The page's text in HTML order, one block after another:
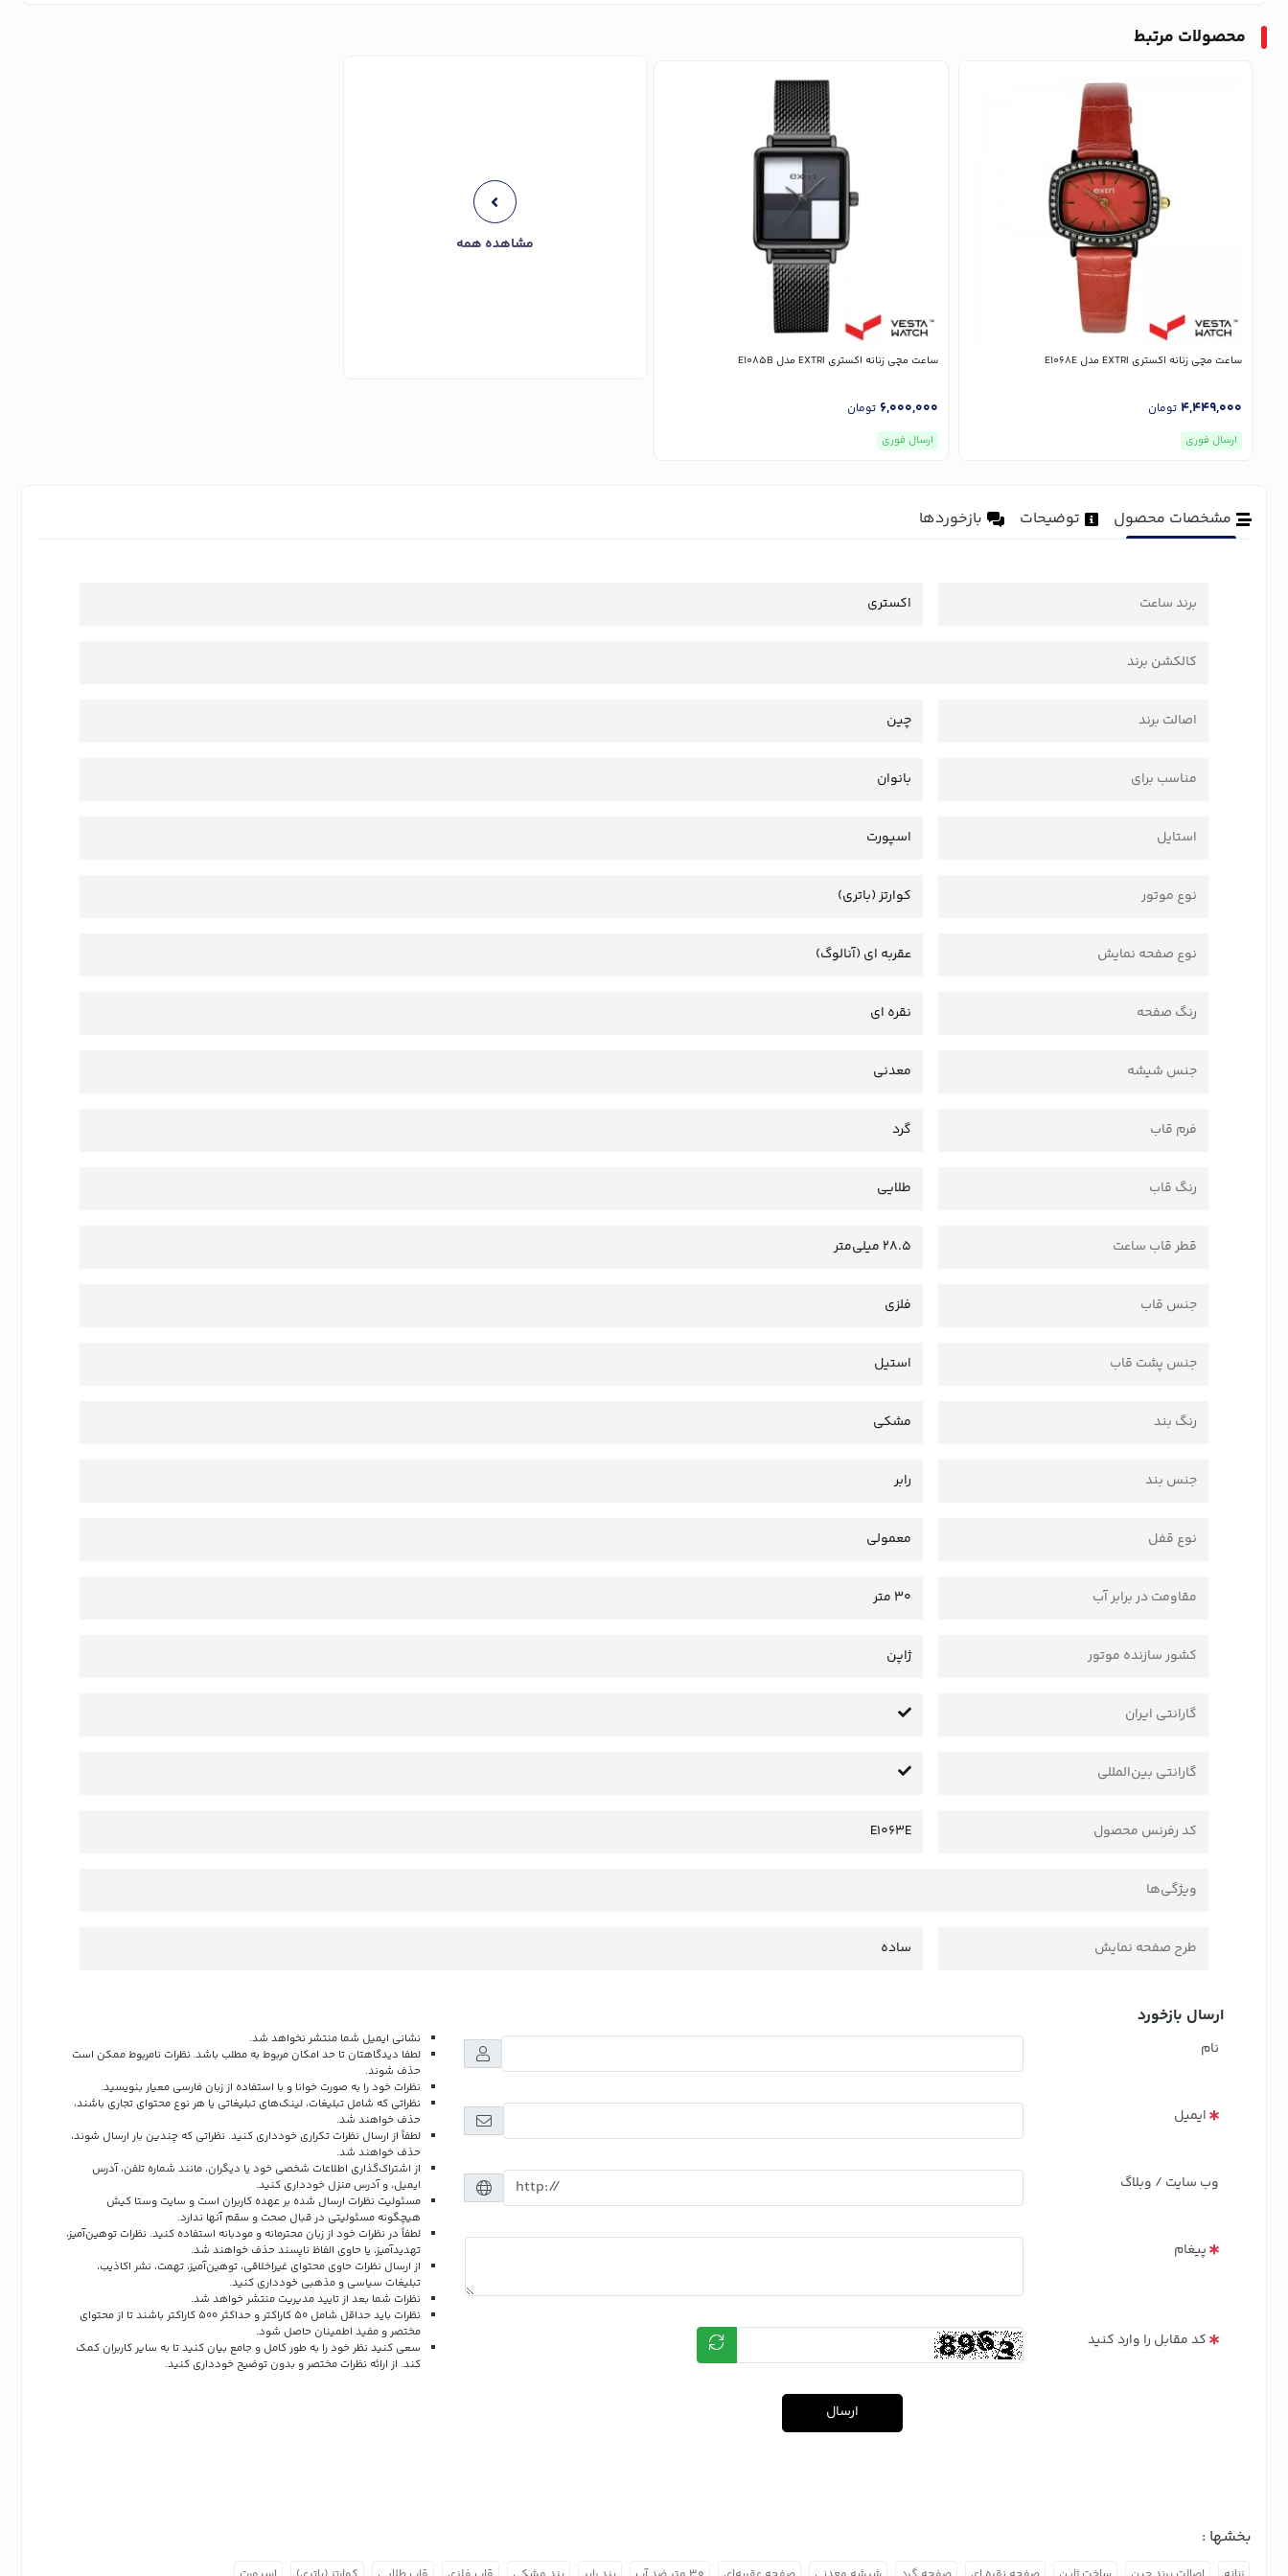
محصولات مرتبط
ساعت مچی زنانه اکستری EXTRI مدل E1068E
4,449,000 تومان
ارسال فوری
ساعت مچی زنانه اکستری EXTRI مدل E1085B
6,000,000 تومان
ارسال فوری
مشاهده همه
مشخصات محصول توضیحات بازخوردها
برند ساعت اکستری
کالکشن برند
اصالت برند چین
مناسب برای بانوان
استایل اسپورت
نوع موتور کوارتز (باتری)
نوع صفحه نمایش عقربه ای (آنالوگ)
رنگ صفحه نقره ای
جنس شیشه معدنی
فرم قاب گرد
رنگ قاب طلایی
قطر قاب ساعت 28.5 میلی‌متر
جنس قاب فلزی
جنس پشت قاب استیل
رنگ بند مشکی
جنس بند رابر
نوع قفل معمولی
مقاومت در برابر آب 30 متر
کشور سازنده موتور ژاپن
گارانتی ایران
گارانتی بین‌المللی
کد رفرنس محصول E1063E
ویژگی‌ها
طرح صفحه نمایش ساده
ارسال بازخورد
نام
ایمیل
وب سایت / وبلاگ
پیغام
کد مقابل را وارد کنید
ارسال
نشانی ایمیل شما منتشر نخواهد شد.
لطفا دیدگاهتان تا حد امکان مربوط به مطلب باشد. نظرات نامربوط ممکن است
حذف شوند.
نظرات خود را به صورت خوانا و با استفاده از زبان فارسی معیار بنویسید.
نظراتی که شامل تبلیغات، لینک‌های تبلیغاتی یا هر نوع محتوای تجاری باشند،
حذف خواهند شد.
لطفاً از ارسال نظرات تکراری خودداری کنید. نظراتی که چندین بار ارسال شوند،
حذف خواهند شد.
از اشتراک‌گذاری اطلاعات شخصی خود یا دیگران، مانند شماره تلفن، آدرس
ایمیل، و آدرس منزل خودداری کنید.
مسئولیت نظرات ارسال شده بر عهده کاربران است و سایت وستا کیش
هیچگونه مسئولیتی در قبال صحت و سقم آنها ندارد.
لطفاً در نظرات خود از زبان محترمانه و مودبانه استفاده کنید. نظرات توهین‌آمیز،
تهدیدآمیز، یا حاوی الفاظ ناپسند حذف خواهند شد.
از ارسال نظرات حاوی محتوای غیراخلاقی، توهین‌آمیز، تهمت، نشر اکاذیب،
تبلیغات سیاسی و مذهبی خودداری کنید.
نظرات شما بعد از تایید مدیریت منتشر خواهد شد.
نظرات باید حداقل شامل 50 کاراکتر و حداکثر 500 کاراکتر باشند تا از محتوای
مختصر و مفید اطمینان حاصل شود.
سعی کنید نظر خود را به طور کامل و جامع بیان کنید تا به سایر کاربران کمک
کند. از ارائه نظرات مختصر و بدون توضیح خودداری کنید.
بخشها :